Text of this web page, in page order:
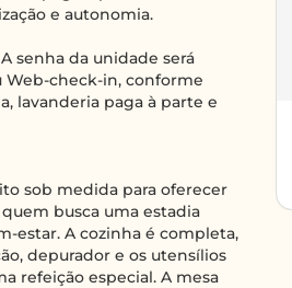
e autonomia.
senha da unidade será
Web-check-in, conforme
lavanderia paga à parte e
sob medida para oferecer
busca uma estadia
estar. A cozinha é completa,
depurador e os utensílios
refeição especial. A mesa